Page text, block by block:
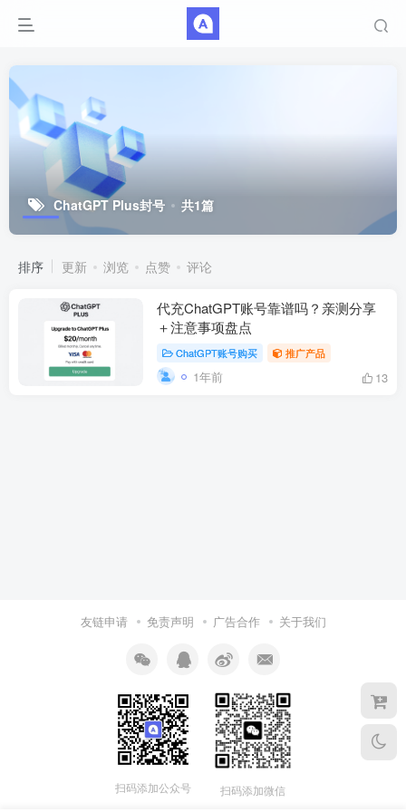
ChatGPT Plus封号 共1篇
排序 更新 浏览 点赞 评论
代充ChatGPT账号靠谱吗？亲测分享
＋注意事项盘点
ChatGPT账号购买 推广产品
1年前 13
友链申请 免责声明 广告合作 关于我们
扫码添加公众号 扫码添加微信